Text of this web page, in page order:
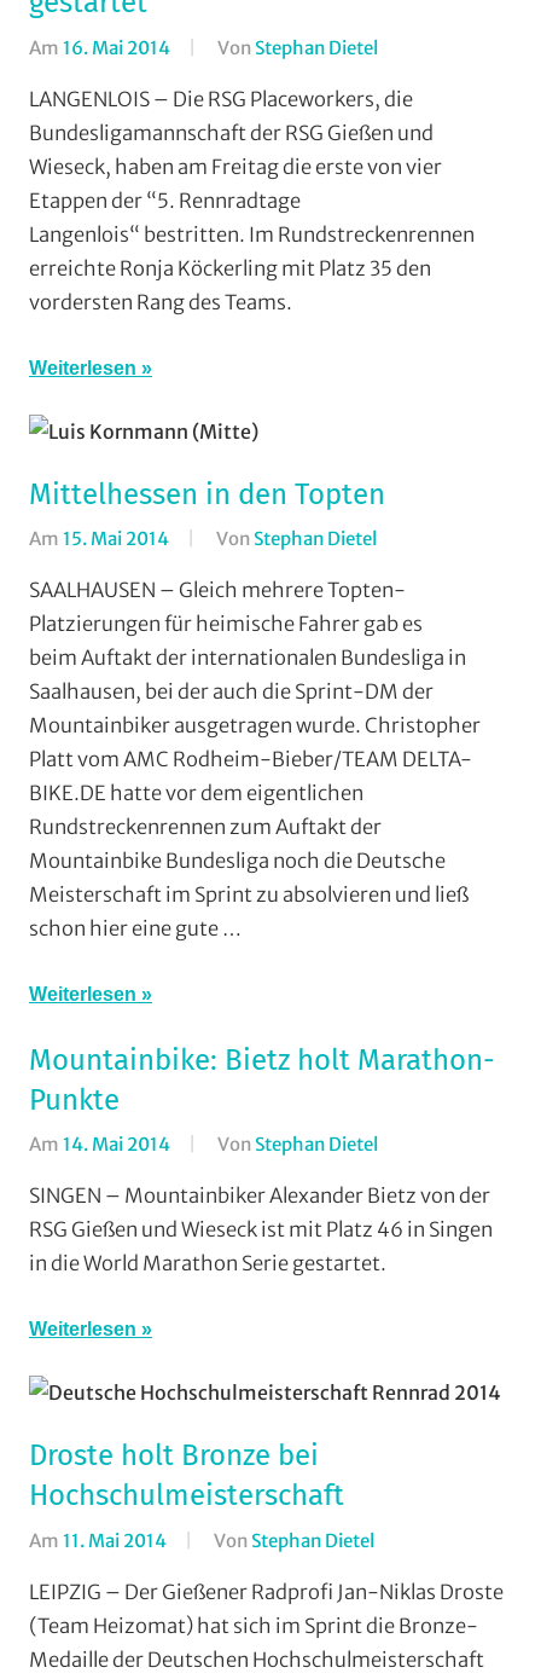
Am 16. Mai 2014 Von Stephan Dietel
Gießen
und
Wieseck
Strasse,
Vereine
LANGENLOIS – Die RSG Placeworkers, die
Bundesligamannschaft der RSG Gießen und
Wieseck, haben am Freitag die erste von vier
Etappen der “5. Rennradtage
Langenlois“ bestritten. Im Rundstreckenrennen
erreichte Ronja Köckerling mit Platz 35 den
vordersten Rang des Teams.
Weiterlesen
Mittelhessen in den Topten
Am 15. Mai 2014 Von Stephan Dietel
Rodheim-
Bieber
Cross
Country
Mountainbike
RSG
und
Wieseck
Vereine
SAALHAUSEN – Gleich mehrere Topten-
Platzierungen für heimische Fahrer gab es
beim Auftakt der internationalen Bundesliga in
Saalhausen, bei der auch die Sprint-DM der
Mountainbiker ausgetragen wurde. Christopher
Platt vom AMC Rodheim-Bieber/TEAM DELTA-
BIKE.DE hatte vor dem eigentlichen
Rundstreckenrennen zum Auftakt der
Mountainbike Bundesliga noch die Deutsche
Meisterschaft im Sprint zu absolvieren und ließ
schon hier eine gute …
Weiterlesen
Mountainbike: Bietz holt Marathon-
Punkte
Am 14. Mai 2014 Von Stephan Dietel
Mountainbike
RSG
Gießen
SINGEN – Mountainbiker Alexander Bietz von der
RSG Gießen und Wieseck ist mit Platz 46 in Singen
in die World Marathon Serie gestartet.
Weiterlesen
Droste holt Bronze bei
Hochschulmeisterschaft
Am 11. Mai 2014 Von Stephan Dietel
Gießen
und
Wieseck,
LEIPZIG – Der Gießener Radprofi Jan-Niklas Droste
(Team Heizomat) hat sich im Sprint die Bronze-
Medaille der Deutschen Hochschulmeisterschaft